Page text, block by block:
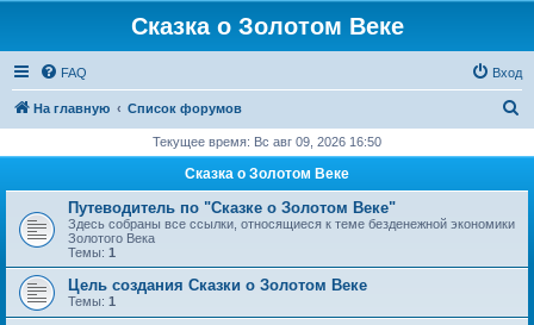
Сказка о Золотом Веке
FAQ Вход
На главную Список форумов
с
Текущее время: Вс авг 09, 2026 16:50
Сказка о Золотом Веке
Путеводитель по "Сказке о Золотом Веке"
Здесь собраны все ссылки, относящиеся к теме безденежной экономики
Золотого Века
Темы: 1
Цель создания Сказки о Золотом Веке
Темы: 1